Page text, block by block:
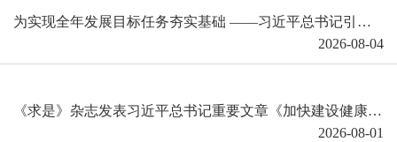
为实现全年发展目标任务夯实基础 ——习近平总书记引领“十五五”开局之年中国经济破浪前行
2026-08-04
《求是》杂志发表习近平总书记重要文章《加快建设健康中国》
2026-08-01